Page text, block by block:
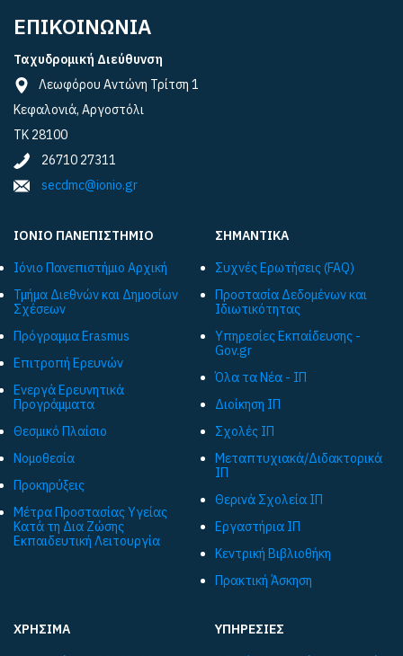
ΕΠΙΚΟΙΝΩΝΙΑ
Ταχυδρομική Διεύθυνση
Λεωφόρου Αντώνη Τρίτση 1
Κεφαλονιά, Αργοστόλι
ΤΚ 28100
26710 27311
secdmc@ionio.gr
ΙΟΝΙΟ ΠΑΝΕΠΙΣΤΗΜΙΟ
Ιόνιο Πανεπιστήμιο Αρχική
Τμήμα Διεθνών και Δημοσίων
Σχέσεων
Πρόγραμμα Εrasmus
Επιτροπή Ερευνών
Ενεργά Ερευνητικά
Προγράμματα
Θεσμικό Πλαίσιο
Νομοθεσία
Προκηρύξεις
Μέτρα Προστασίας Υγείας
Κατά τη Δια Ζώσης
Εκπαιδευτική Λειτουργία
ΣΗΜΑΝΤΙΚΑ
Συχνές Ερωτήσεις (FAQ)
Προστασία Δεδομένων και
Ιδιωτικότητας
Υπηρεσίες Εκπαίδευσης -
Gov.gr
Όλα τα Νέα - ΙΠ
Διοίκηση ΙΠ
Σχολές ΙΠ
Μεταπτυχιακά/Διδακτορικά
ΙΠ
Θερινά Σχολεία ΙΠ
Εργαστήρια ΙΠ
Κεντρική Βιβλιοθήκη
Πρακτική Άσκηση
ΧΡΗΣΙΜΑ
ΥΠΗΡΕΣΙΕΣ